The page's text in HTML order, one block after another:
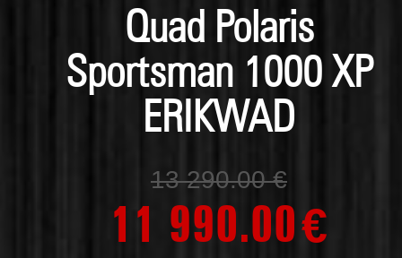
Quad Polaris
Sportsman 1000 XP
ERIKWAD
13 290.00 €
11 990.00€